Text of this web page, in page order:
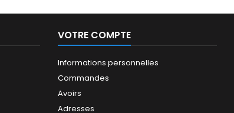
VOTRE COMPTE
Informations personnelles
Commandes
Avoirs
Adresses